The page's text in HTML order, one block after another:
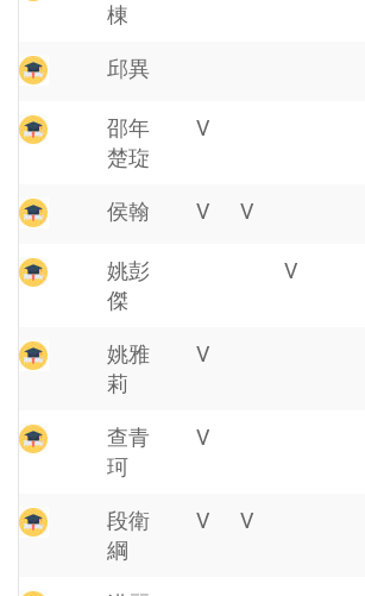
棟
邱異
邵年
楚琁
V
侯翰 V V
姚彭
傑
V
姚雅
莉
V
查青
珂
V
段衛
綱
V V